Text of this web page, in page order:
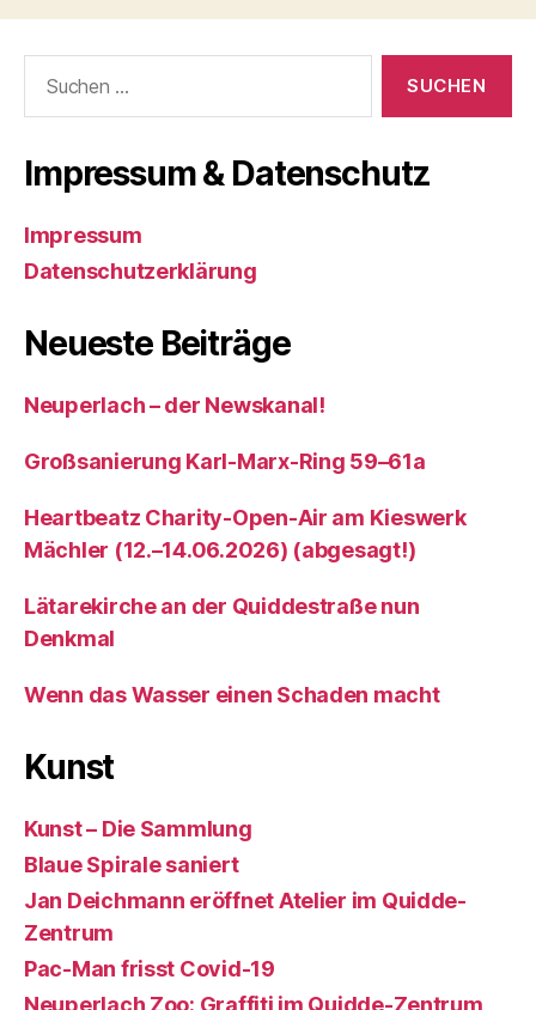
nach:
Impressum & Datenschutz
Impressum
Datenschutzerklärung
Neueste Beiträge
Neuperlach – der Newskanal!
Großsanierung Karl-Marx-Ring 59–61a
Heartbeatz Charity-Open-Air am Kieswerk
Mächler (12.–14.06.2026) (abgesagt!)
Lätarekirche an der Quiddestraße nun
Denkmal
Wenn das Wasser einen Schaden macht
Kunst
Kunst – Die Sammlung
Blaue Spirale saniert
Jan Deichmann eröffnet Atelier im Quidde-
Zentrum
Pac-Man frisst Covid-19